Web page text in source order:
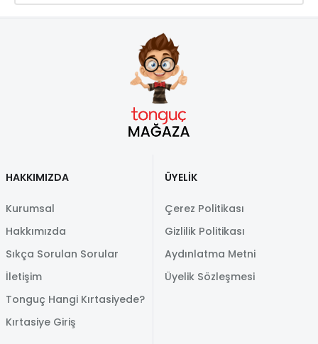
HAKKIMIZDA
Kurumsal
Hakkımızda
Sıkça Sorulan Sorular
İletişim
Tonguç Hangi Kırtasiyede?
Kırtasiye Giriş
ÜYELİK
Çerez Politikası
Gizlilik Politikası
Aydınlatma Metni
Üyelik Sözleşmesi